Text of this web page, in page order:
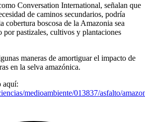
Conversation International, señalan que
de caminos secundarios, podría
cobertura boscosa de la Amazonia sea
por pastizales, cultivos y plantaciones
maneras de amortiguar el impacto de
en la selva amazónica.
aquí:
medioambiente/013837/asfalto/